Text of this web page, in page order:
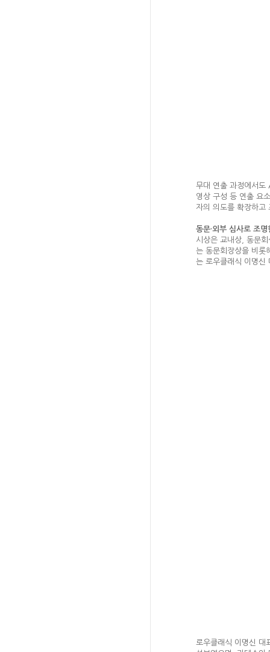
무대 연출 과정에서도
영상 구성 등 연출 요
자의 의도를 확장하고
동문·외부 심사로 조
시상은 교내상, 동문
는 동문회장상을 비롯
는 로우클래식 이명신
로우클래식 이명신 대